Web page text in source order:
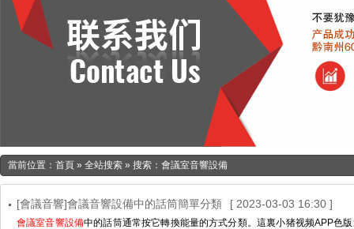
當前位置： 首頁 » 全站搜索 » 搜索：會議室音響設備
[會議音響]會議音響設備中的話筒簡單分類 [ 2023-03-03 16:30 ]
會議室音響設備中的話筒通常按它轉換能量的方式分類。這裏小猪视频APP